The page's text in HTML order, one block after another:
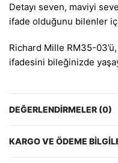
Detayı seven, maviyi
ifade olduğunu bilenler
Richard Mille RM35-
ifadesini bileğinizde
DEĞERLENDIRMELER (0)
KARGO VE ÖDEME